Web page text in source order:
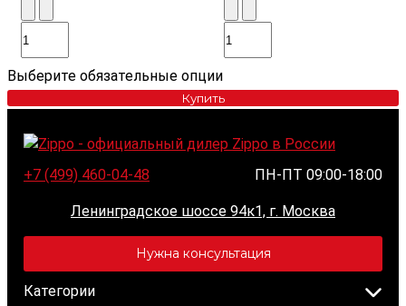
Выберите обязательные опции
Купить
+7 (499) 460-04-48 ПН-ПТ 09:00-18:00
Ленинградское шоссе 94к1, г. Москва
Нужна консультация
Категории